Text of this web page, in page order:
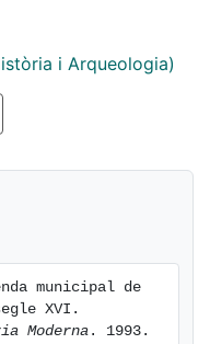
i Arqueologia)
municipal de
Moderna . 1993.